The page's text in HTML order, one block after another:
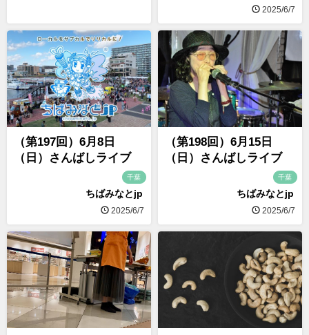
2025/6/7
（第197回）6月8日
（日）さんばしライブ
千葉
ちばみなとjp
2025/6/7
（第198回）6月15日
（日）さんばしライブ
千葉
ちばみなとjp
2025/6/7